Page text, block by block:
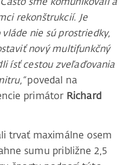
rekonštrukcií. Je
nie sú prostriedky,
nový multifunkčný
ísť cestou zveľaďovania
povedal na
primátor Richard
trvať maximálne osem
sumu približne 2,5